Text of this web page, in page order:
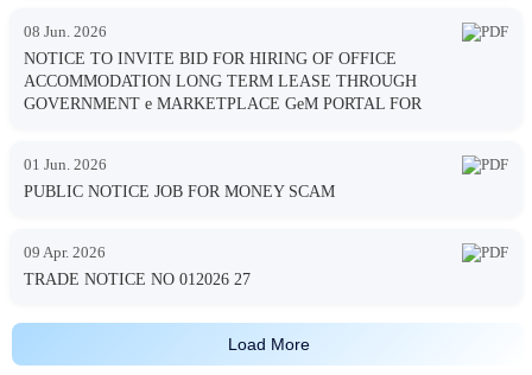
08 Jun. 2026
NOTICE TO INVITE BID FOR HIRING OF OFFICE
ACCOMMODATION LONG TERM LEASE THROUGH
GOVERNMENT e MARKETPLACE GeM PORTAL FOR
01 Jun. 2026
PUBLIC NOTICE JOB FOR MONEY SCAM
09 Apr. 2026
TRADE NOTICE NO 012026 27
Load More